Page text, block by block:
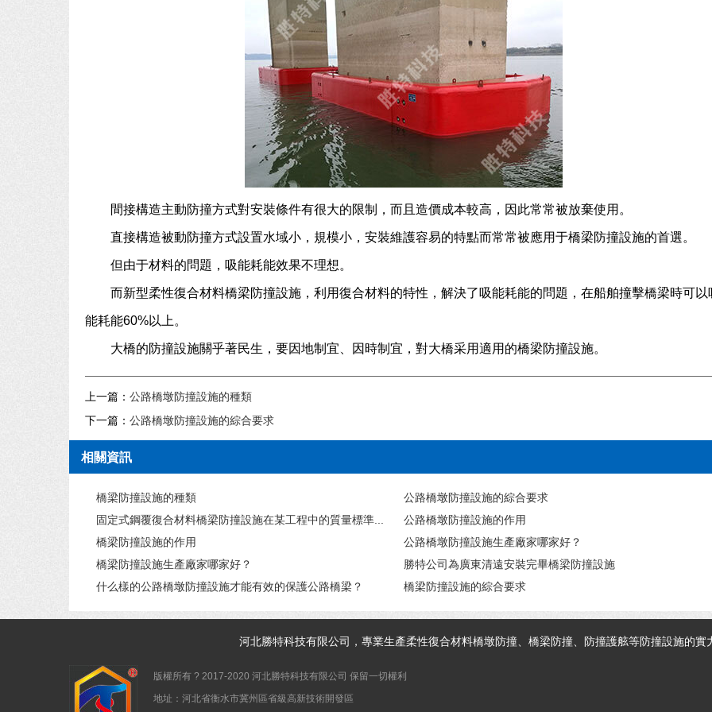
間接構造主動防撞方式對安裝條件有很大的限制，而且造價成本較高，因此常常被放棄使用。
直接構造被動防撞方式設置水域小，規模小，安裝維護容易的特點而常常被應用于橋梁防撞設施的首選。
但由于材料的問題，吸能耗能效果不理想。
而新型柔性復合材料橋梁防撞設施，利用復合材料的特性，解決了吸能耗能的問題，在船舶撞擊橋梁時可以
能耗能60%以上。
大橋的防撞設施關乎著民生，要因地制宜、因時制宜，對大橋采用適用的橋梁防撞設施。
上一篇： 公路橋墩防撞設施的種類
下一篇： 公路橋墩防撞設施的綜合要求
相關資訊
橋梁防撞設施的種類
公路橋墩防撞設施的綜合要求
固定式鋼覆復合材料橋梁防撞設施在某工程中的質量標準...
公路橋墩防撞設施的作用
橋梁防撞設施的作用
公路橋墩防撞設施生產廠家哪家好？
橋梁防撞設施生產廠家哪家好？
勝特公司為廣東清遠安裝完畢橋梁防撞設施
什么樣的公路橋墩防撞設施才能有效的保護公路橋梁？
橋梁防撞設施的綜合要求
河北勝特科技有限公司，專業生產柔性復合材料橋墩防撞、橋梁防撞、防撞護舷等防撞設施的實
版權所有 ? 2017-2020 河北勝特科技有限公司 保留一切權利
地址：河北省衡水市冀州區省級高新技術開發區